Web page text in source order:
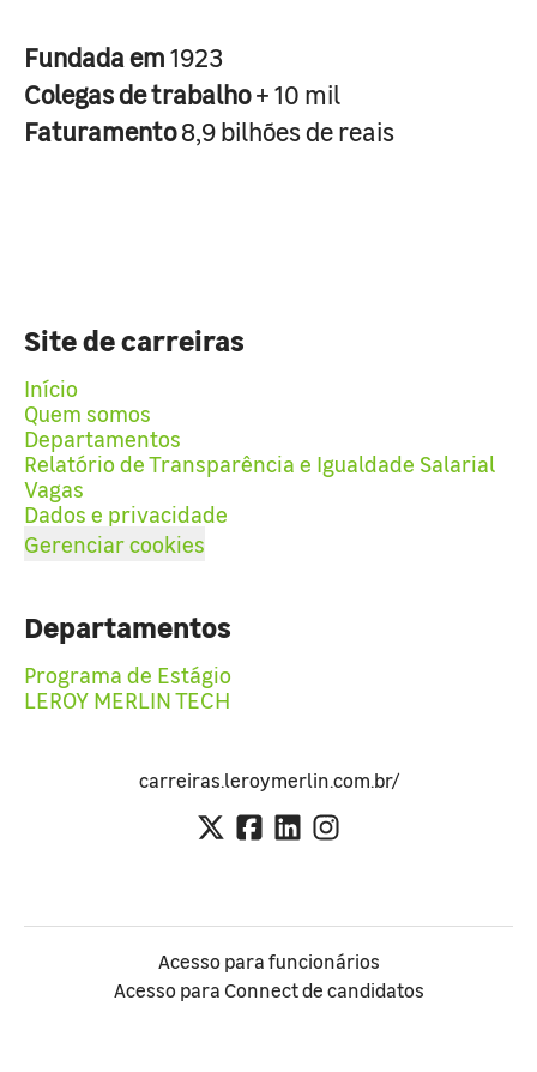
Fundada em1923
Colegas de trabalho+ 10 mil
Faturamento8,9 bilhões de reais
Site de carreiras
Início
Quem somos
Departamentos
Relatório de Transparência e Igualdade Salarial
Vagas
Dados e privacidade
Gerenciar cookies
Departamentos
Programa de Estágio
LEROY MERLIN TECH
carreiras.leroymerlin.com.br/
Acesso para funcionários
Acesso para Connect de candidatos